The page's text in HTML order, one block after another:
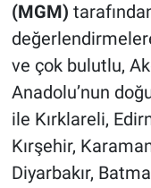
(MGM)
ve çok bulutlu,
Anadolu’nun
ile Kırklareli,
Kırşehir,
Diyarbakır,